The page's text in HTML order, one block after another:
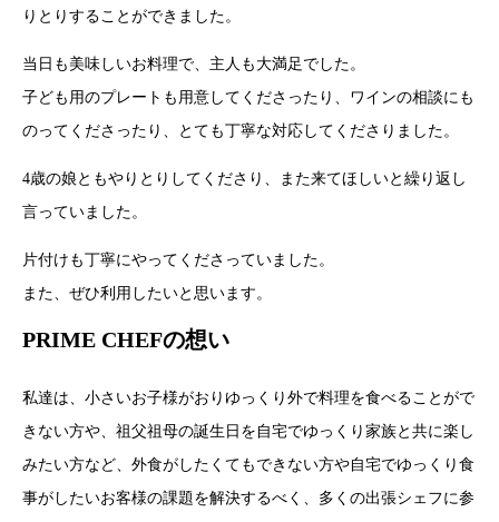
りとりすることができました。
当日も美味しいお料理で、主人も大満足でした。
子ども用のプレートも用意してくださったり、ワインの相談にも
のってくださったり、とても丁寧な対応してくださりました。
4歳の娘ともやりとりしてくださり、また来てほしいと繰り返し
言っていました。
片付けも丁寧にやってくださっていました。
また、ぜひ利用したいと思います。
PRIME CHEFの想い
私達は、小さいお子様がおりゆっくり外で料理を食べることがで
きない方や、祖父祖母の誕生日を自宅でゆっくり家族と共に楽し
みたい方など、外食がしたくてもできない方や自宅でゆっくり食
事がしたいお客様の課題を解決するべく、多くの出張シェフに参